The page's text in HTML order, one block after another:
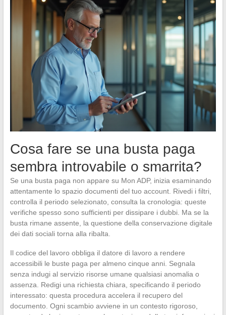
Cosa fare se una busta paga
sembra introvabile o smarrita?
Se una busta paga non appare su Mon ADP, inizia esaminando
attentamente lo spazio documenti del tuo account. Rivedi i filtri,
controlla il periodo selezionato, consulta la cronologia: queste
verifiche spesso sono sufficienti per dissipare i dubbi. Ma se la
busta rimane assente, la questione della conservazione digitale
dei dati sociali torna alla ribalta.
Il codice del lavoro obbliga il datore di lavoro a rendere
accessibili le buste paga per almeno cinque anni. Segnala
senza indugi al servizio risorse umane qualsiasi anomalia o
assenza. Redigi una richiesta chiara, specificando il periodo
interessato: questa procedura accelera il recupero del
documento. Ogni scambio avviene in un contesto rigoroso,